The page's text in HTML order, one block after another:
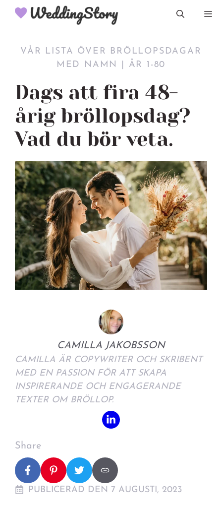
Hoppa
VÅR LISTA ÖVER BRÖLLOPSDAGAR
MED NAMN | ÅR 1-80
Dags att fira 48-
årig bröllopsdag?
Vad du bör veta.
CAMILLA JAKOBSSON
CAMILLA ÄR COPYWRITER OCH SKRIBENT
MED EN PASSION FÖR ATT SKAPA
INSPIRERANDE OCH ENGAGERANDE
TEXTER OM BRÖLLOP.
Share
PUBLICERAD DEN 7 AUGUSTI, 2023